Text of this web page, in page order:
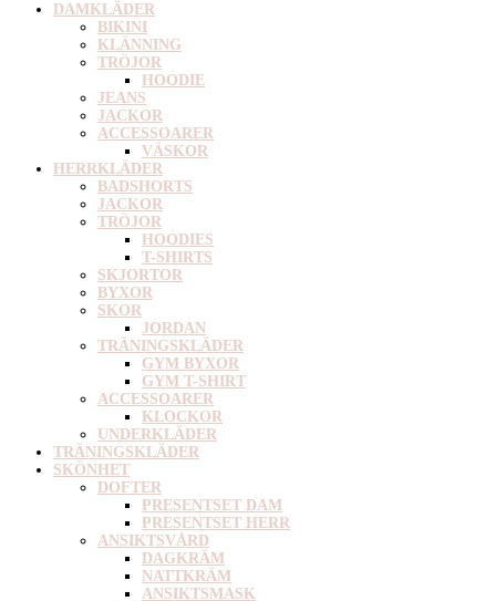
DAMKLÄDER
BIKINI
KLÄNNING
TRÖJOR
HOODIE
JEANS
JACKOR
ACCESSOARER
VÄSKOR
HERRKLÄDER
BADSHORTS
JACKOR
TRÖJOR
HOODIES
T-SHIRTS
SKJORTOR
BYXOR
SKOR
JORDAN
TRÄNINGSKLÄDER
GYM BYXOR
GYM T-SHIRT
ACCESSOARER
KLOCKOR
UNDERKLÄDER
TRÄNINGSKLÄDER
SKÖNHET
DOFTER
PRESENTSET DAM
PRESENTSET HERR
ANSIKTSVÅRD
DAGKRÄM
NATTKRÄM
ANSIKTSMASK